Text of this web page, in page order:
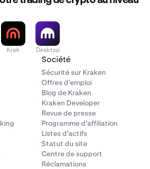
complet de vos
tous vos portefeuilles au sein de
pouvez cliquer sur n'importe quelle
pour ouvrir la page de
blockchain contenant cette
Krak Desktop
Société
Sécurité sur Kraken
Offres d’emploi
Blog de Kraken
Kraken Developer
Revue de presse
Programme d’affiliation
Listes d’actifs
Statut du site
Centre de support
Réclamations